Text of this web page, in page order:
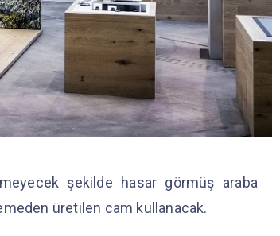
şekilde hasar görmüş araba
üretilen cam kullanacak.